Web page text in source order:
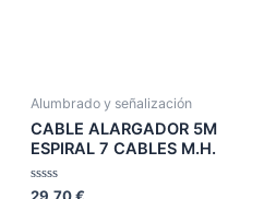
Alumbrado y señalización
CABLE ALARGADOR 5M
ESPIRAL 7 CABLES M.H.
Valorado